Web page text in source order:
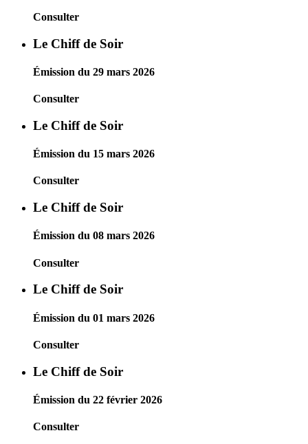
Consulter
Le Chiff de Soir
Émission du 29 mars 2026
Consulter
Le Chiff de Soir
Émission du 15 mars 2026
Consulter
Le Chiff de Soir
Émission du 08 mars 2026
Consulter
Le Chiff de Soir
Émission du 01 mars 2026
Consulter
Le Chiff de Soir
Émission du 22 février 2026
Consulter